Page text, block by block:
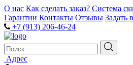
О нас Как сделать заказ? Система
Гарантии Контакты Отзывы Задать
+7 (913) 206-46-24
Адрес